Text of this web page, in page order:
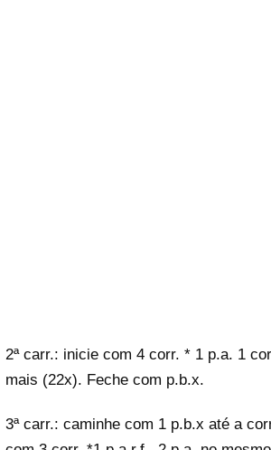
2ª carr.: inicie com 4 corr. * 1 p.a. 1
mais (22x). Feche com p.b.x.
3ª carr.: caminhe com 1 p.b.x até a